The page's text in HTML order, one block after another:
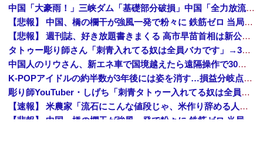
中国「大豪雨！」三峡ダム「基礎部分破損」中国「全力放流！」台風13号「中国上陸予測」台風15号「中国接近（画像」中国「台風同時上陸！（穀物生産が壊滅危機」→
【悲報】 中国、橋の欄干が強風一発で粉々に 鉄筋ゼロ 当局「接着剤でくっつけただけ」「正常で、品質問題はない」
【悲報】 週刊誌、好き放題書きまくる 高市早苗首相は新公用車の贅を尽くした後部座席でたばこを吸うのが至福の時間「どんどん延びる乗車時間」
タトゥー彫り師さん「刺青入れてる奴は全員バカです」→30万再生ｗｗｗｗｗｗ
中国人のリウさん、新エネ車で国境越えたら遠隔操作で30時間ロックされる！
K-POPアイドルの約半数が3年後には姿を消す…損益分岐点突破は4％未満
彫り師YouTuber・しげち「刺青タトゥー入れてる奴は全員バカです」「すごい民度低い」「5000円好きなんすよ、バカって」
【速報】 米農家「流石にこんな値段じゃ、米作り辞める人、出るんじゃないかなあ？？」